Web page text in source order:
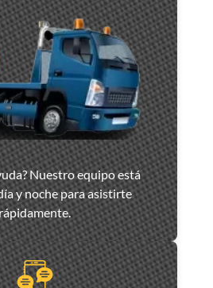
Nuestro equipo está
y noche para asistirte